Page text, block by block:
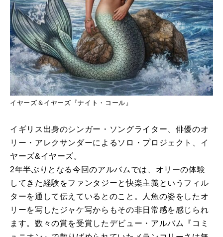
イヤーズ＆イヤーズ『ナイト・コール』
イギリス出身のシンガー・ソングライター、俳優のオ
リー・アレクサンダーによるソロ・プロジェクト、イ
ヤーズ&イヤーズ。
2年半ぶりとなる今回のアルバムでは、オリーの体験
してきた経験をファンタジーと快楽主義というフィル
ターを通して伝えているとのこと。人魚の姿をしたオ
リーを写したジャケ写からもその非日常感を感じられ
ます。数々の賞を受賞したデビュー・アルバム『コミ